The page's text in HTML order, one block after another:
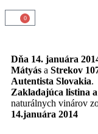
0
Dňa 14. januára
Mátyás a Strekov
Autentista Slovakia.
Zakladajúca listina
naturálnych vinárov
14.januára 2014